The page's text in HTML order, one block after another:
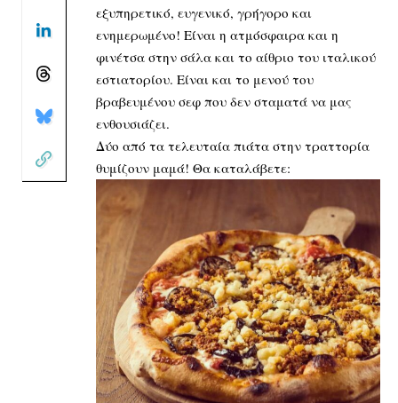
εξυπηρετικό, ευγενικό, γρήγορο και
ενημερωμένο! Είναι η ατμόσφαιρα και η
φινέτσα στην σάλα και το αίθριο του ιταλικού
εστιατορίου. Είναι και το μενού του
βραβευμένου σεφ που δεν σταματά να μας
ενθουσιάζει.
Δύο από τα τελευταία πιάτα στην τραττορία
θυμίζουν μαμά! Θα καταλάβετε: